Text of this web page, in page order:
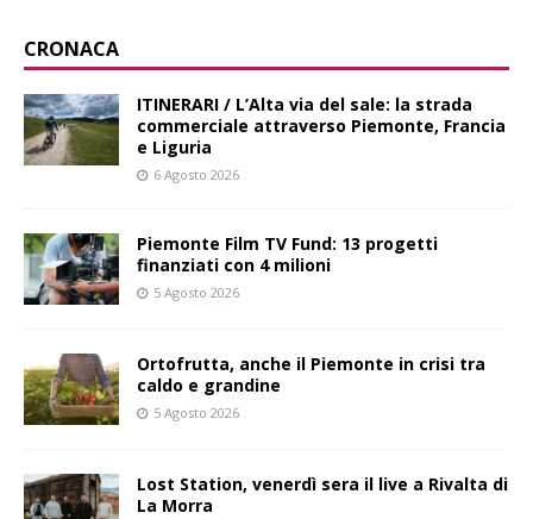
CRONACA
ITINERARI / L’Alta via del sale: la strada
commerciale attraverso Piemonte, Francia
e Liguria
6 Agosto 2026
Piemonte Film TV Fund: 13 progetti
finanziati con 4 milioni
5 Agosto 2026
Ortofrutta, anche il Piemonte in crisi tra
caldo e grandine
5 Agosto 2026
Lost Station, venerdì sera il live a Rivalta di
La Morra